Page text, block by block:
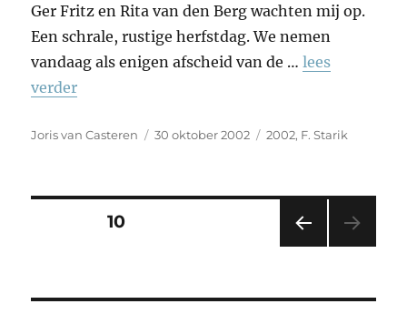
Ger Fritz en Rita van den Berg wachten mij op.
Een schrale, rustige herfstdag. We nemen
vandaag als enigen afscheid van de …lees
verder
Auteur
Joris van Casteren
Geplaatst
30 oktober 2002 Tags
2002, F. Starik
Berichten
NA
PAGINA10